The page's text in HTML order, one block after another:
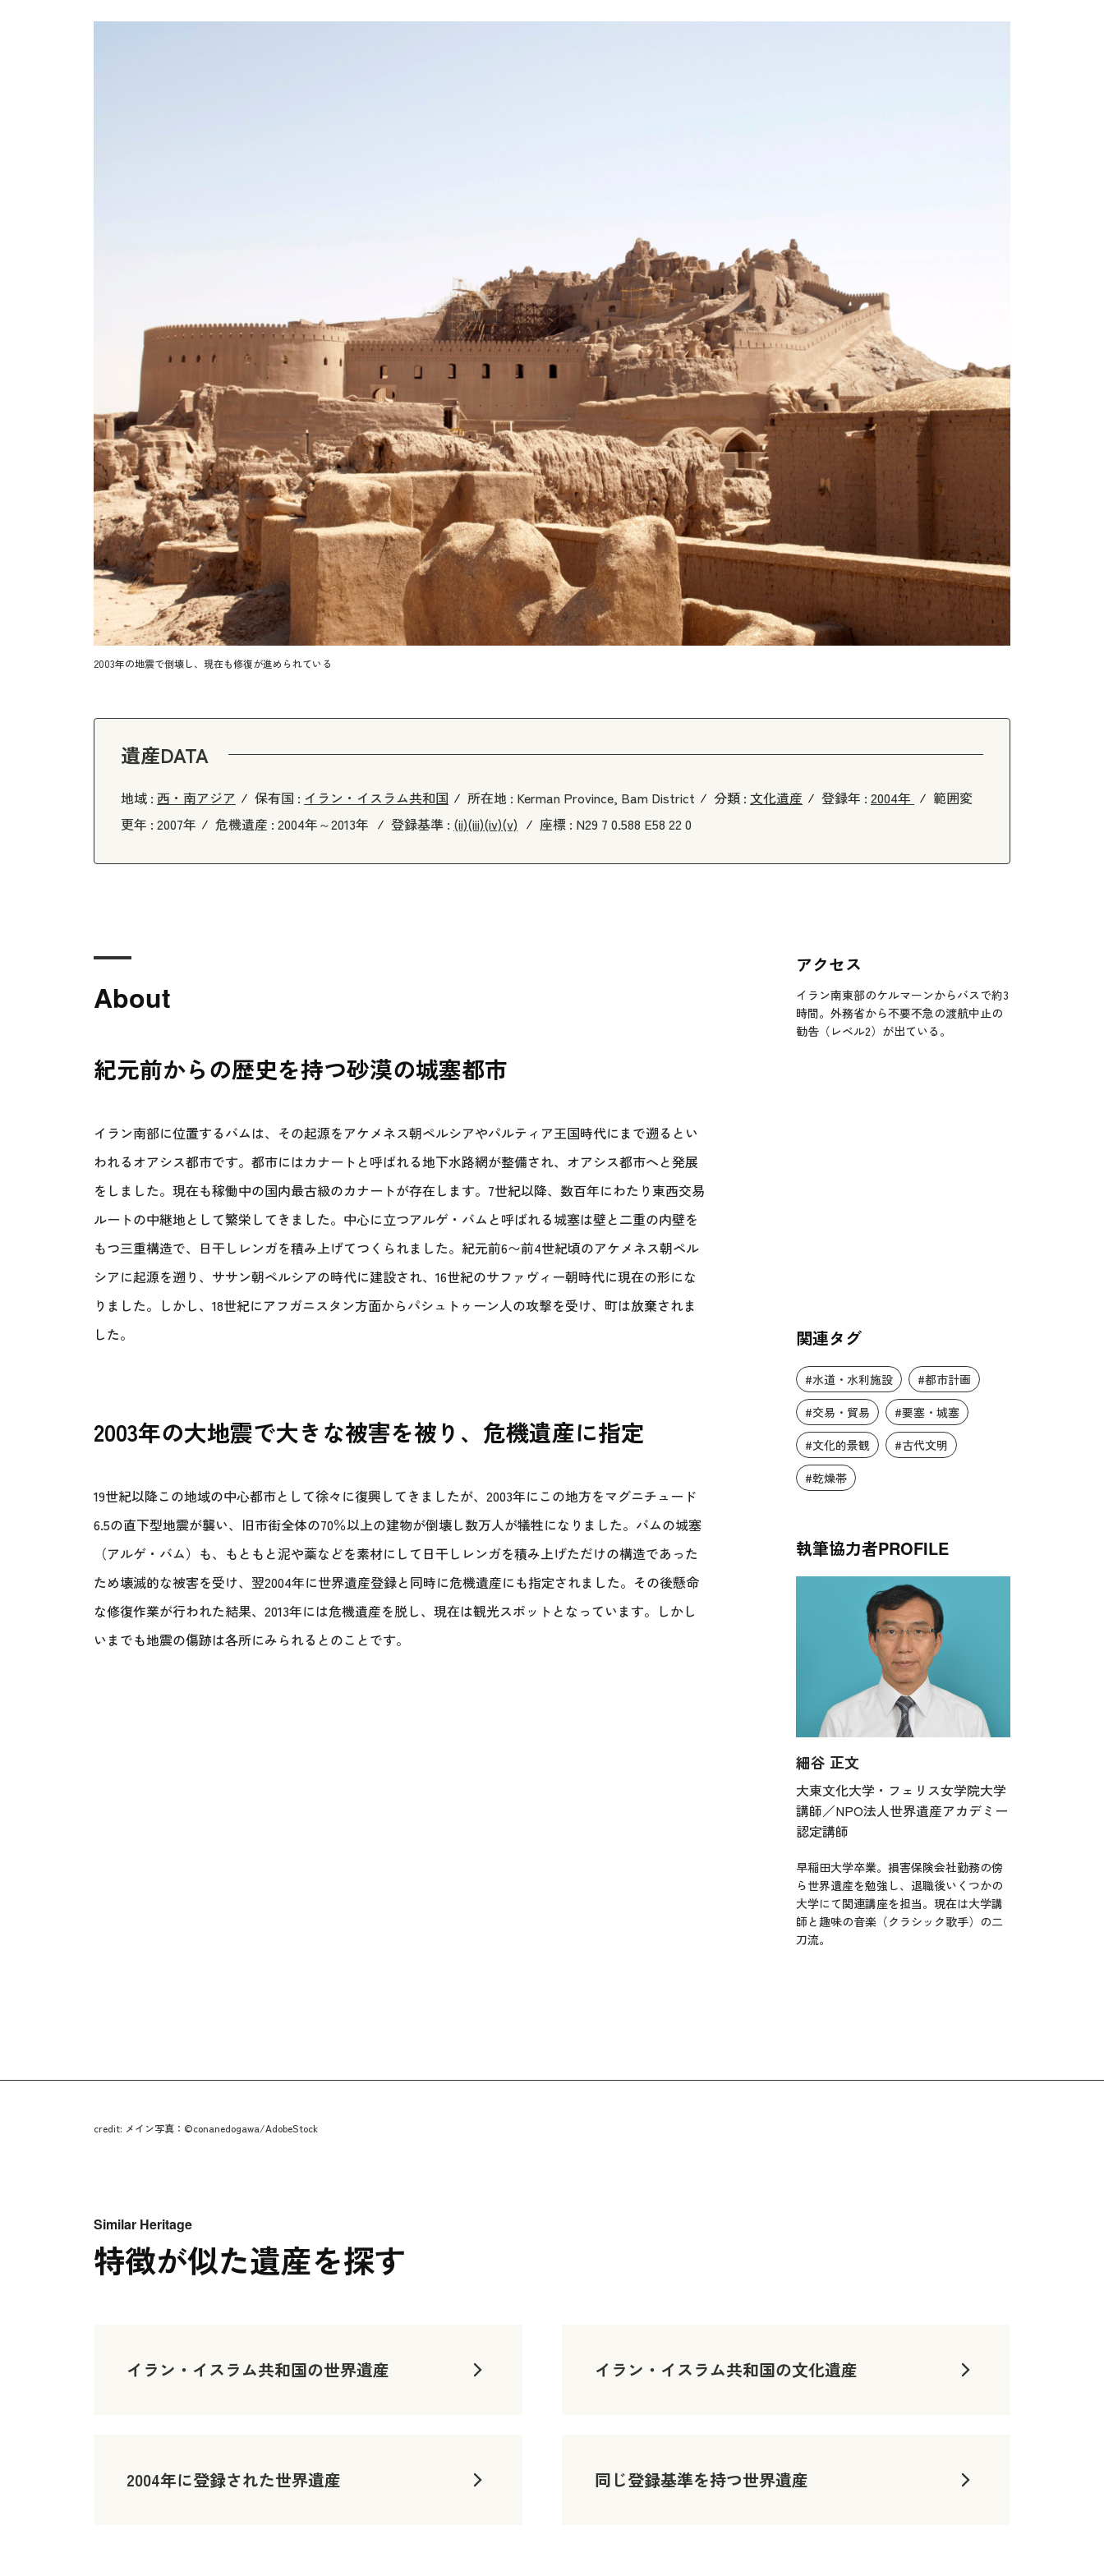
2003年の地震で倒壊し、現在も修復が進められている
遺産DATA
地域 : 西・南アジア 保有国 : イラン・イスラム共和国 所在地 : Kerman Province, Bam District 分類 : 文化遺産 登録年 : 2004年
範囲変
更年 : 2007年 危機遺産 : 2004年～2013年 登録基準 : (ii)(iii)(iv)(v) 座標 : N29 7 0.588 E58 22 0
About
紀元前からの歴史を持つ砂漠の城塞都市
イラン南部に位置するバムは、その起源をアケメネス朝ペルシアやパルティア王国時代にまで遡るとい
われるオアシス都市です。都市にはカナートと呼ばれる地下水路網が整備され、オアシス都市へと発展
をしました。現在も稼働中の国内最古級のカナートが存在します。7世紀以降、数百年にわたり東西交易
ルートの中継地として繁栄してきました。中心に立つアルゲ・バムと呼ばれる城塞は壁と二重の内壁を
もつ三重構造で、日干しレンガを積み上げてつくられました。紀元前6〜前4世紀頃のアケメネス朝ペル
シアに起源を遡り、ササン朝ペルシアの時代に建設され、16世紀のサファヴィー朝時代に現在の形にな
りました。しかし、18世紀にアフガニスタン方面からパシュトゥーン人の攻撃を受け、町は放棄されま
した。
2003年の大地震で大きな被害を被り、危機遺産に指定
19世紀以降この地域の中心都市として徐々に復興してきましたが、2003年にこの地方をマグニチュード
6.5の直下型地震が襲い、旧市街全体の70％以上の建物が倒壊し数万人が犠牲になりました。バムの城塞
（アルゲ・バム）も、もともと泥や藁などを素材にして日干しレンガを積み上げただけの構造であった
ため壊滅的な被害を受け、翌2004年に世界遺産登録と同時に危機遺産にも指定されました。その後懸命
な修復作業が行われた結果、2013年には危機遺産を脱し、現在は観光スポットとなっています。しかし
いまでも地震の傷跡は各所にみられるとのことです。
アクセス
イラン南東部のケルマーンからバスで約3
時間。外務省から不要不急の渡航中止の
勧告（レベル2）が出ている。
関連タグ
#水道・水利施設
#都市計画
#交易・貿易
#要塞・城塞
#文化的景観
#古代文明
#乾燥帯
執筆協力者PROFILE
細谷 正文
大東文化大学・フェリス女学院大学
講師／NPO法人世界遺産アカデミー
認定講師
早稲田大学卒業。損害保険会社勤務の傍
ら世界遺産を勉強し、退職後いくつかの
大学にて関連講座を担当。現在は大学講
師と趣味の音楽（クラシック歌手）の二
刀流。
credit: メイン写真：©conanedogawa/AdobeStock
Similar Heritage
特徴が似た遺産を探す
イラン・イスラム共和国の世界遺産 イラン・イスラム共和国の文化遺産
2004年に登録された世界遺産 同じ登録基準を持つ世界遺産